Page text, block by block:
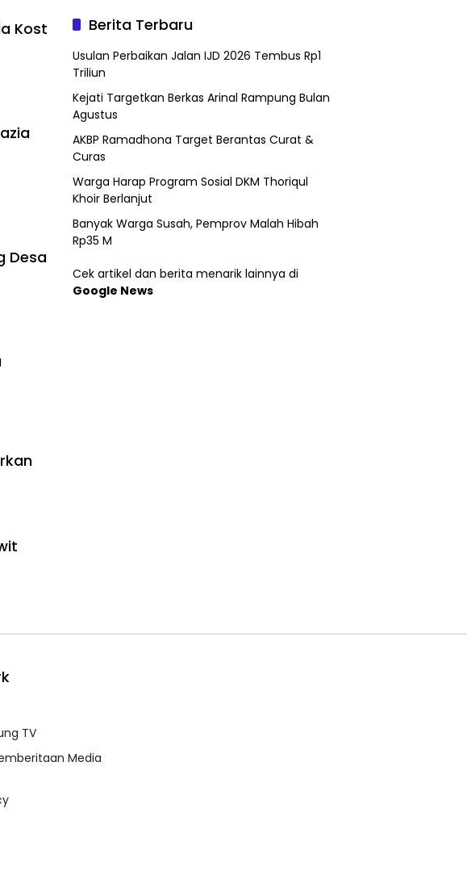
Kost
Desa
Berita Terbaru
Usulan Perbaikan Jalan IJD 2026 Tembus Rp1
Triliun
Kejati Targetkan Berkas Arinal Rampung Bulan
Agustus
AKBP Ramadhona Target Berantas Curat &
Curas
Warga Harap Program Sosial DKM Thoriqul
Khoir Berlanjut
Banyak Warga Susah, Pemprov Malah Hibah
Rp35 M
Cek artikel dan berita menarik lainnya di
Google News
TV
Media